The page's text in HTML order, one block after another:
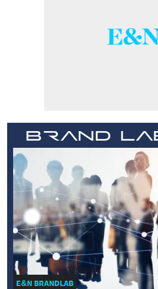
E&N BRANDLAB